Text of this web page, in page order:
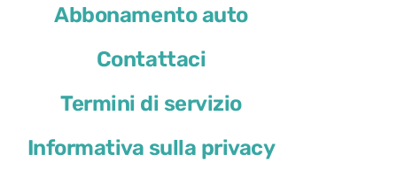
Abbonamento auto
Contattaci
Termini di servizio
Informativa sulla privacy